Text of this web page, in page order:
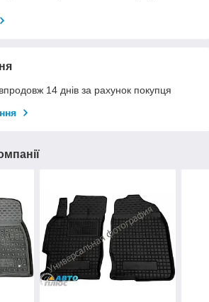
14 днів за рахунок покупця